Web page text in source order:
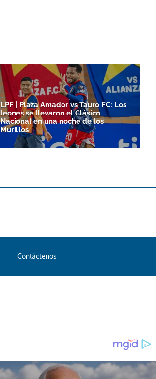
LPF | Plaza Amador vs Tauro FC: Los
leones se llevaron el Clásico
Nacional en una noche de los
Murillos
Contáctenos